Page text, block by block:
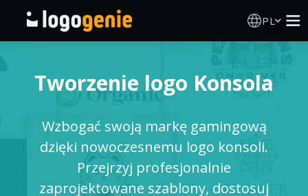
PL
Generator logo AI
Pomysły na logo
Produkty drukowane
Tworzenie logo Konsola
Wzbogać swoją markę gamingową
dzięki nowoczesnemu logo konsoli.
Przejrzyj profesjonalnie
zaprojektowane szablony, dostosuj